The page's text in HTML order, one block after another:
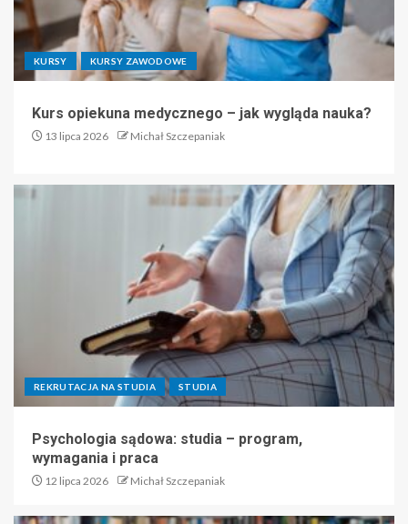
KURSY KURSY ZAWODOWE
Kurs opiekuna medycznego – jak wygląda nauka?
13 lipca 2026 Michał Szczepaniak
REKRUTACJA NA STUDIA STUDIA
Psychologia sądowa: studia – program,
wymagania i praca
12 lipca 2026 Michał Szczepaniak